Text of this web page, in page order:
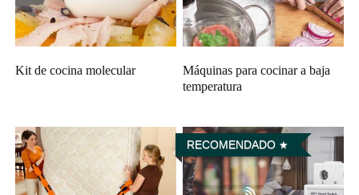
Kit de cocina molecular
Máquinas para cocinar a baja
temperatura
RECOMENDADO